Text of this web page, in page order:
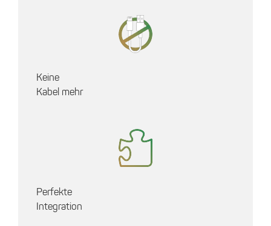
Keine
Kabel mehr
Perfekte
Integration